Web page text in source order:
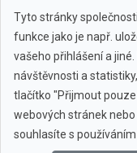
Tyto stránky
funkce jako je např.
vašeho přihlášení a
návštěvnosti a
tlačítko "Přijmout
webových stránek
souhlasíte s